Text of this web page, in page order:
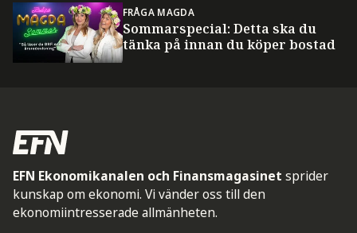
FRÅGA MAGDA
Sommarspecial: Detta ska du
tänka på innan du köper bostad
EFN Ekonomikanalen och Finansmagasinet sprider
kunskap om ekonomi. Vi vänder oss till den
ekonomiintresserade allmänheten.